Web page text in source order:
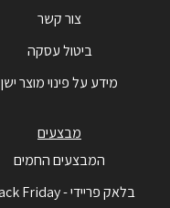
צור קשר
ביטול עסקה
מידע על פינוי מוצר ישן
מבצעים
המבצעים החמים
בלאק פריידי - Black Friday